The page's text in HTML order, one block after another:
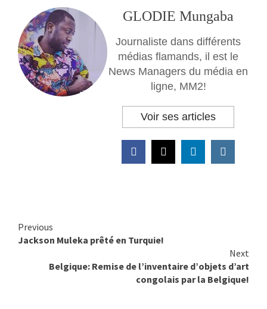
GLODIE Mungaba
Journaliste dans différents
médias flamands, il est le
News Managers du média en
ligne, MM2!
Voir ses articles
Continue
Previous
Jackson Muleka prêté en Turquie!
Next
Belgique: Remise de l’inventaire d’objets d’art
congolais par la Belgique!